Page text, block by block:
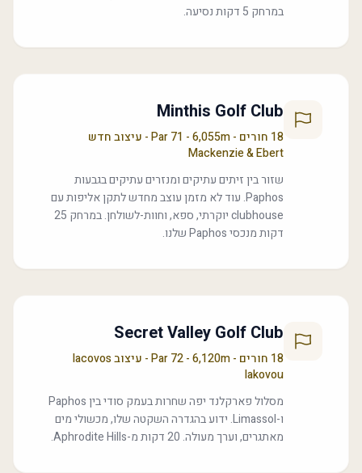
במרחק 5 דקות נסיעה.
Minthis Golf Club
18 חורים - Par 71 - 6,055m - עיצוב חדש
Mackenzie & Ebert
שזור בין זיתים עתיקים ומנזרים עתיקים בגבעות
Paphos. עוד לא מזמן עוצב מחדש לתקן אליפות עם
clubhouse יוקרתי, ספא, וחוות-לשולחן. במרחק 25
דקות מנכסי Paphos שלנו.
Secret Valley Golf Club
18 חורים - Par 72 - 6,120m - עיצוב Iacovos
Iakovou
מסלול פארקלנד יפה שחרות בעמק סודי בין Paphos
ו-Limassol. ידוע בהגדרה השקטה שלו, מכשולי מים
מאתגרים, וערך מעולה. 20 דקות מ-Aphrodite Hills.